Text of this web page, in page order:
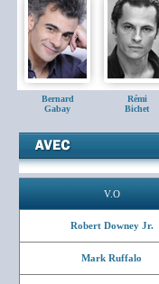
Bernard
Gabay
Rémi
Bichet
V.O
Robert Downey Jr.
Mark Ruffalo